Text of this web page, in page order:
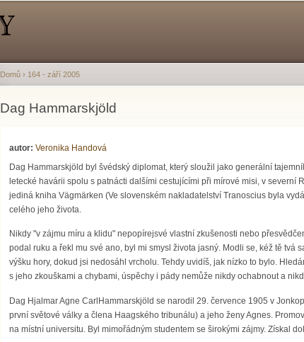
Jste zde
Domů › 164 - září 2005
Dag Hammarskjöld
autor:Veronika Handová
Dag Hammarskjöld byl švédský diplomat, který sloužil jako generální
letecké havárii spolu s patnácti dalšími cestujícími při mírové misi, v
jediná kniha Vägmärken (Ve slovenském nakladatelství Tranoscius byla
celého jeho života.
Nikdy "v zájmu míru a klidu" nepopírejsvé vlastní zkušenosti nebo
podal ruku a řekl mu své ano, byl mi smysl života jasný. Modli se, kéž tě
výšku hory, dokud jsi nedosáhl vrcholu. Tehdy uvidíš, jak nízko to bylo.
s jeho zkouškami a chybami, úspěchy i pády nemůže nikdy ochabnout a
Dag Hjalmar Agne CarlHammarskjöld se narodil 29. července 1905 v
první světové války a člena Haagského tribunálu) a jeho ženy Agnes.
na místní universitu. Byl mimořádným studentem se širokými zájmy. Získal